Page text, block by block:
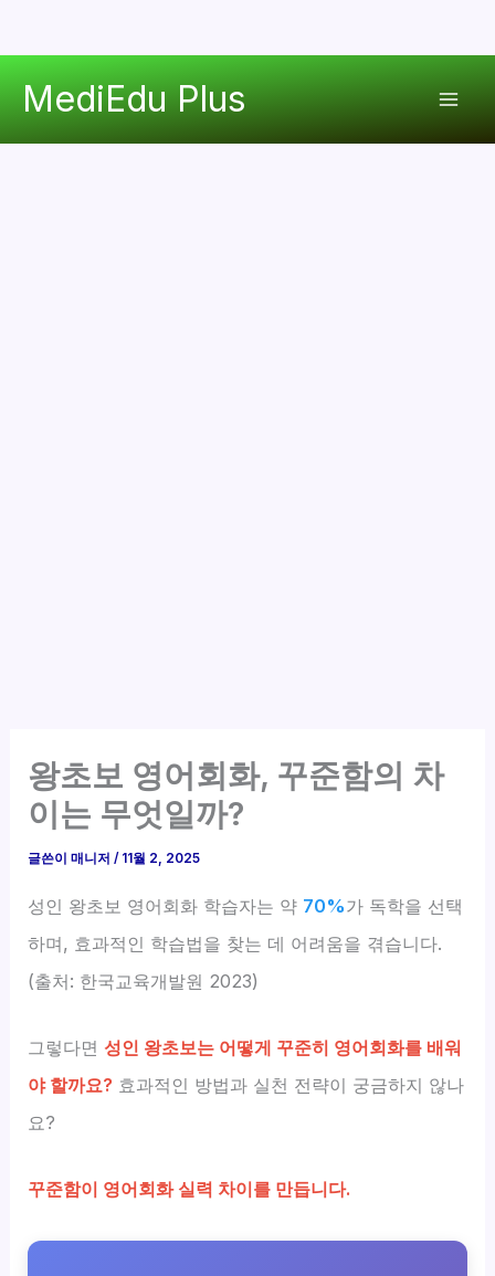
MediEdu Plus
왕초보 영어회화, 꾸준함의 차
이는 무엇일까?
글쓴이매니저/ 11월 2, 2025
성인 왕초보 영어회화 학습자는 약 70%가 독학을 선택
하며, 효과적인 학습법을 찾는 데 어려움을 겪습니다.
(출처: 한국교육개발원 2023)
그렇다면 성인 왕초보는 어떻게 꾸준히 영어회화를 배워
야 할까요? 효과적인 방법과 실천 전략이 궁금하지 않나
요?
꾸준함이 영어회화 실력 차이를 만듭니다.